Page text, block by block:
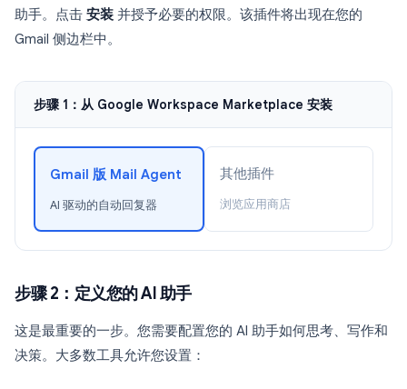
助手。点击 安装 并授予必要的权限。该插件将出现在您的
Gmail 侧边栏中。
步骤 1：从 Google Workspace Marketplace 安装
Gmail 版 Mail Agent
AI 驱动的自动回复器
其他插件
浏览应用商店
步骤 2：定义您的 AI 助手
这是最重要的一步。您需要配置您的 AI 助手如何思考、写作和
决策。大多数工具允许您设置：